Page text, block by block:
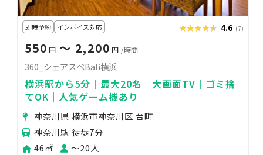
即時予約 インボイス対応 ★★★★★
★★★★★ 4.6 (7)
550 円〜 2,200 円 /時間
360_シェアスぺBali横浜
横浜駅から5分｜最大20名｜大画面TV｜ゴミ捨
てOK｜人気ゲーム機あり
神奈川県 横浜市神奈川区 台町
神奈川駅 徒歩7分
46㎡
〜20人